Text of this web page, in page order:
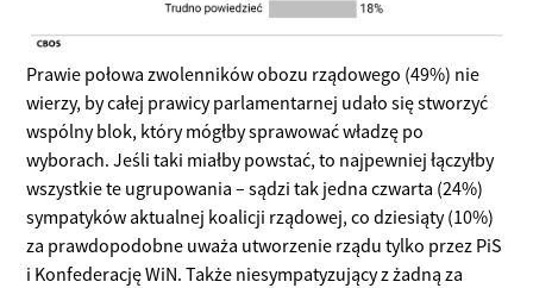
Prawie połowa zwolenników obozu rządowego (49%) nie
wierzy, by całej prawicy parlamentarnej udało się stworzyć
wspólny blok, który mógłby sprawować władzę po
wyborach. Jeśli taki miałby powstać, to najpewniej łączyłby
wszystkie te ugrupowania – sądzi tak jedna czwarta (24%)
sympatyków aktualnej koalicji rządowej, co dziesiąty (10%)
za prawdopodobne uważa utworzenie rządu tylko przez PiS
i Konfederację WiN. Także niesympatyzujący z żadną za